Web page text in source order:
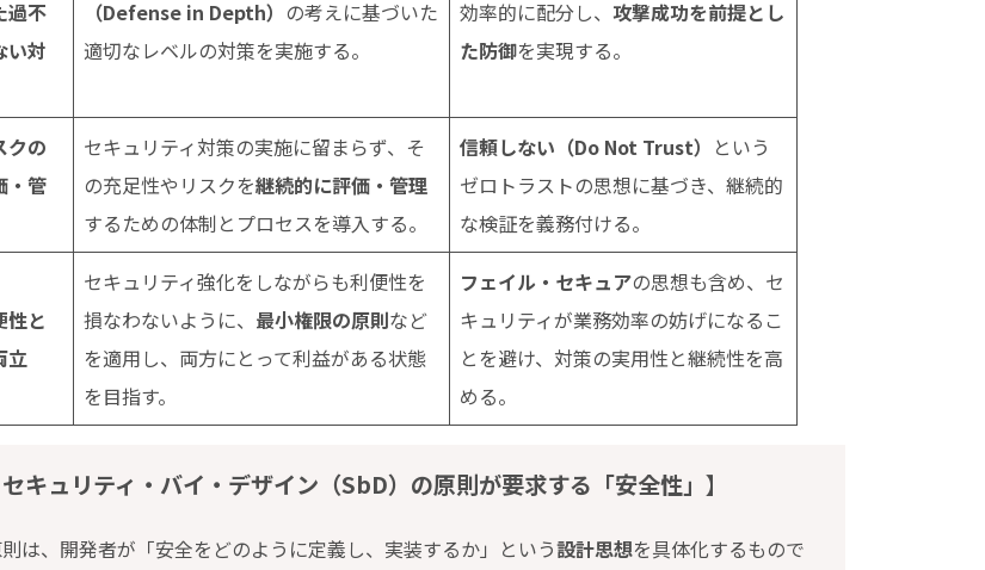
過不
い対
（Defense in Depth） の考えに基づいた
適切なレベルの対策を実施する。
効率的に配分し、 攻撃成功を前提とし
た防御を実現する。
クの
・管
セキュリティ対策の実施に留まらず、そ
の充足性やリスクを継続的に評価・管理
するための体制とプロセスを導入する。
信頼しない（Do Not Trust） という
ゼロトラストの思想に基づき、継続的
な検証を義務付ける。
性と
立
セキュリティ強化をしながらも利便性を
損なわないように、 最小権限の原則など
を適用し、両方にとって利益がある状態
を目指す。
フェイル・セキュアの思想も含め、セ
キュリティが業務効率の妨げになるこ
とを避け、対策の実用性と継続性を高
める。
キュリティ・バイ・デザイン（SbD）の原則が要求する「安全性」 】
は、開発者が「安全をどのように定義し、実装するか」という設計思想を具体化するもので